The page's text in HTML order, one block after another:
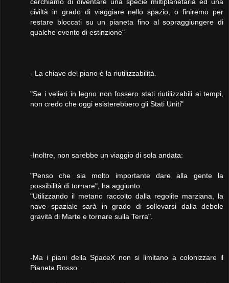
civiltà in grado di viaggiare nello spazio, o finiremo per
restare bloccati su un pianeta fino al sopraggiungere di
qualche evento di estinzione"
- La chiave del piano è la riutilizzabilità.
"Se i velieri in legno non fossero stati riutilizzabili ai tempi,
non credo che oggi esisterebbero gli Stati Uniti"
-Inoltre, non sarebbe un viaggio di sola andata:
"Penso che sia molto importante dare alla gente la
possibilità di tornare", ha aggiunto.
"Utilizzando il metano raccolto dalla regolite marziana, la
nave spaziale sarà in grado di sollevarsi dalla debole
gravità di Marte e tornare sulla Terra".
-Ma i piani della SpaceX non si limitano a colonizzare il
Pianeta Rosso: